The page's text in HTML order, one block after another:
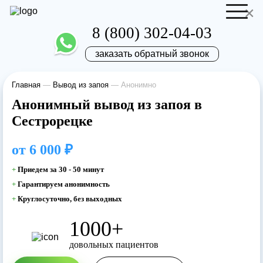
8 (800) 302-04-03
заказать обратный звонок
Главная — Вывод из запоя — Анонимно
Анонимный вывод из запоя в
Сестрорецке
от 6 000 ₽
+ Приедем за 30 - 50 минут
+ Гарантируем анонимность
+ Круглосуточно, без выходных
1000+
довольных пациентов
Запись на приём
Ваше имя
Ваш телефон
Ваша заявка
отправлена
Наш врач свяжется с вами в самое
ближайшее время!
Отправить резюме
Ваше имя
Ваш телефон
×